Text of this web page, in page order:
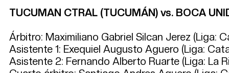
TUCUMAN CTRAL (TUCUMÁN) vs. BOCA
Árbitro: Maximiliano Gabriel Silcan Jerez (Liga:
Asistente 1: Exequiel Augusto Aguero (Liga:
Asistente 2: Fernando Alberto Ruarte (Liga: La